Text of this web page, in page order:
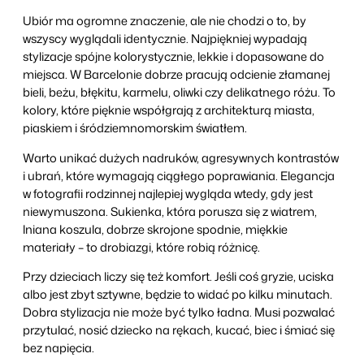
Ubiór ma ogromne znaczenie, ale nie chodzi o to, by
wszyscy wyglądali identycznie. Najpiękniej wypadają
stylizacje spójne kolorystycznie, lekkie i dopasowane do
miejsca. W Barcelonie dobrze pracują odcienie złamanej
bieli, beżu, błękitu, karmelu, oliwki czy delikatnego różu. To
kolory, które pięknie współgrają z architekturą miasta,
piaskiem i śródziemnomorskim światłem.
Warto unikać dużych nadruków, agresywnych kontrastów
i ubrań, które wymagają ciągłego poprawiania. Elegancja
w fotografii rodzinnej najlepiej wygląda wtedy, gdy jest
niewymuszona. Sukienka, która porusza się z wiatrem,
lniana koszula, dobrze skrojone spodnie, miękkie
materiały – to drobiazgi, które robią różnicę.
Przy dzieciach liczy się też komfort. Jeśli coś gryzie, uciska
albo jest zbyt sztywne, będzie to widać po kilku minutach.
Dobra stylizacja nie może być tylko ładna. Musi pozwalać
przytulać, nosić dziecko na rękach, kucać, biec i śmiać się
bez napięcia.